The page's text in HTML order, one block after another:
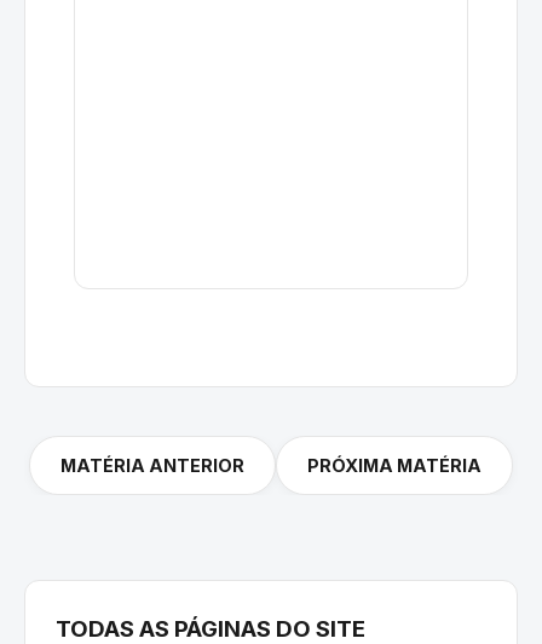
MATÉRIA ANTERIOR PRÓXIMA MATÉRIA
TODAS AS PÁGINAS DO SITE